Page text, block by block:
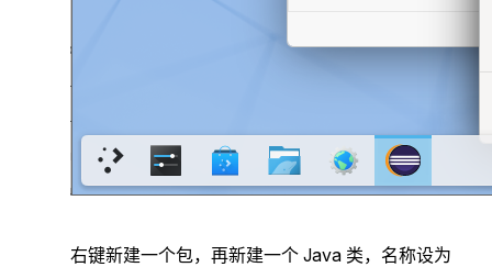
右键新建一个包，再新建一个 Java 类，名称设为